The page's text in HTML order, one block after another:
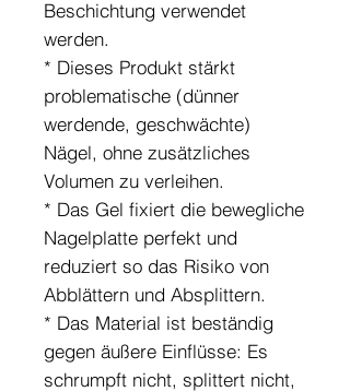
Beschichtung verwendet
werden.
* Dieses Produkt stärkt
problematische (dünner
werdende, geschwächte)
Nägel, ohne zusätzliches
Volumen zu verleihen.
* Das Gel fixiert die bewegliche
Nagelplatte perfekt und
reduziert so das Risiko von
Abblättern und Absplittern.
* Das Material ist beständig
gegen äußere Einflüsse: Es
schrumpft nicht, splittert nicht,